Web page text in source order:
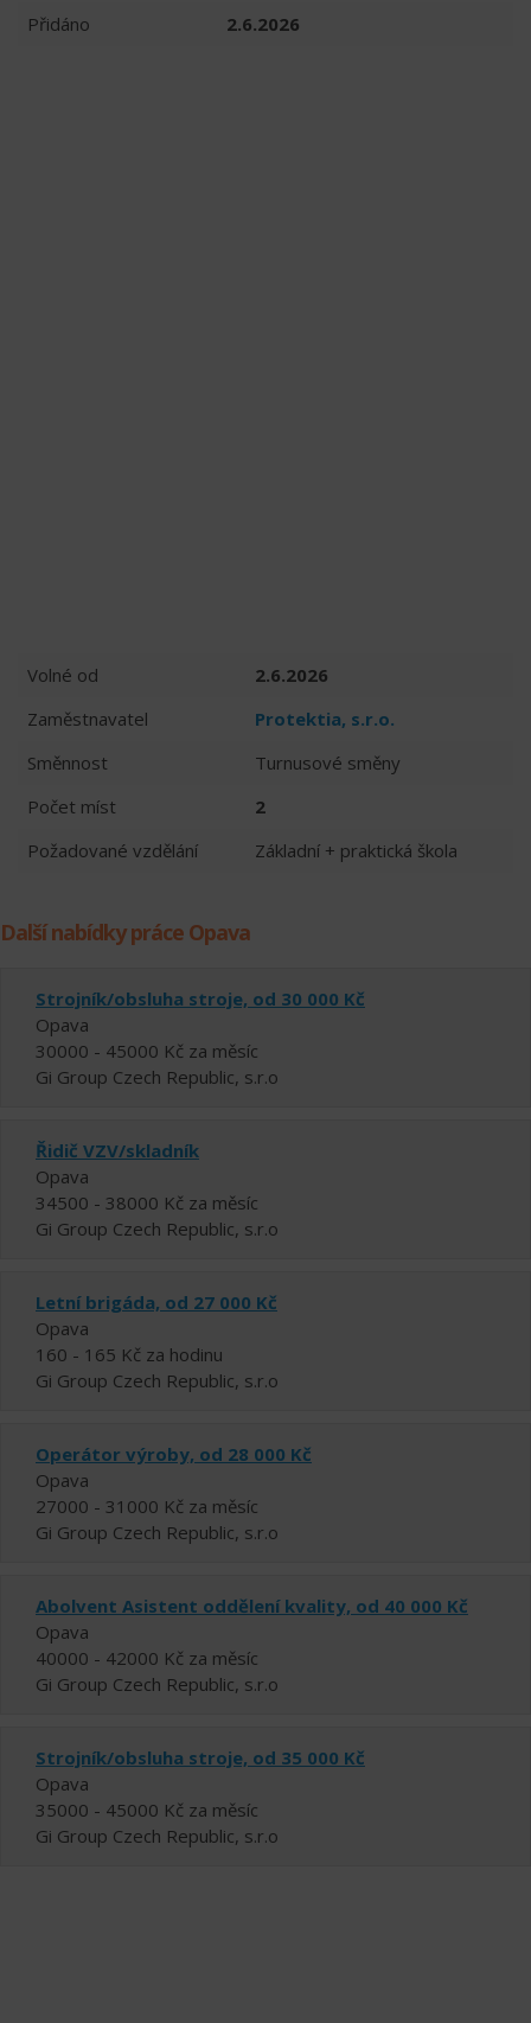
Přidáno
2.6.2026
Volné od
2.6.2026
Zaměstnavatel
Protektia, s.r.o.
Směnnost
Turnusové směny
Počet míst
2
Požadované vzdělání
Základní + praktická škola
Další nabídky práce Opava
Strojník/obsluha stroje, od 30 000 Kč
Opava
30000 - 45000 Kč za měsíc
Gi Group Czech Republic, s.r.o
Řidič VZV/skladník
Opava
34500 - 38000 Kč za měsíc
Gi Group Czech Republic, s.r.o
Letní brigáda, od 27 000 Kč
Opava
160 - 165 Kč za hodinu
Gi Group Czech Republic, s.r.o
Operátor výroby, od 28 000 Kč
Opava
27000 - 31000 Kč za měsíc
Gi Group Czech Republic, s.r.o
Abolvent Asistent oddělení kvality, od 40 000 Kč
Opava
40000 - 42000 Kč za měsíc
Gi Group Czech Republic, s.r.o
Strojník/obsluha stroje, od 35 000 Kč
Opava
35000 - 45000 Kč za měsíc
Gi Group Czech Republic, s.r.o